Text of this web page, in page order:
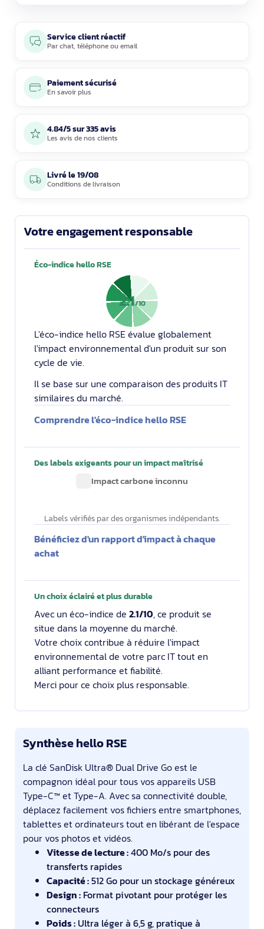
Service client réactif
Parchat, téléphoneouemail
Paiement sécurisé
En savoir plus
4.84/5 sur 335 avis
Les avis de nos clients
Livré le19/08
Conditions de livraison
Votre engagement responsable
Éco-indice hello RSE
2.1/10
L'éco-indice hello RSE évalue globalement
l'impact environnemental d'un produit sur son
cycle de vie.
Il se base sur une comparaison des produits IT
similaires du marché.
Comprendre l'éco-indice hello RSE
Des labels exigeants pour un impact maîtrisé
Impact carbone inconnu
Labels vérifiés par des organismes indépendants.
Bénéficiez d'un rapport d'impact à chaque
achat
Un choix éclairé et plus durable
Avec un éco-indice de 2.1/10, ce produit se
situe dans la moyenne du marché.
Votre choix contribue à réduire l'impact
environnemental de votre parc IT tout en
alliant performance et fiabilité.
Merci pour ce choix plus responsable.
Synthèse hello RSE
La clé SanDisk Ultra® Dual Drive Go est le
compagnon idéal pour tous vos appareils USB
Type-C™ et Type-A. Avec sa connectivité double,
déplacez facilement vos fichiers entre smartphones,
tablettes et ordinateurs tout en libérant de l'espace
pour vos photos et vidéos.
Vitesse de lecture :400 Mo/s pour des
transferts rapides
Capacité :512 Go pour un stockage généreux
Design : Format pivotant pour protéger les
connecteurs
Poids : Ultra léger à 6,5 g, pratique à